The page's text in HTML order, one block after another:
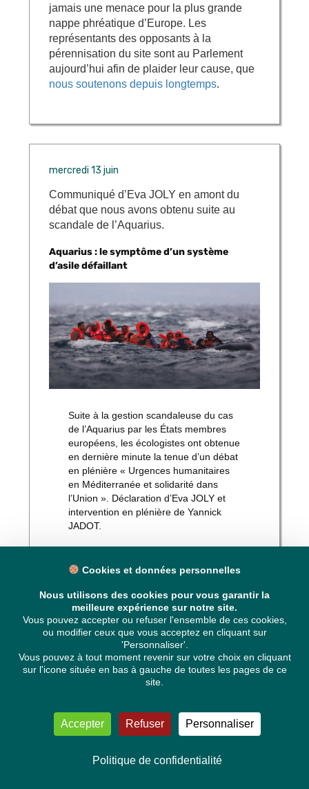
jamais une menace pour la plus grande
nappe phréatique d’Europe. Les
représentants des opposants à la
pérennisation du site sont au Parlement
aujourd’hui afin de plaider leur cause, que
nous soutenons depuis longtemps.
mercredi 13 juin
Communiqué d’Eva JOLY en amont du
débat que nous avons obtenu suite au
scandale de l’Aquarius.
Aquarius : le symptôme d’un système
d’asile défaillant
Suite à la gestion scandaleuse du cas
de l’Aquarius par les États membres
européens, les écologistes ont obtenue
en dernière minute la tenue d’un débat
en plénière « Urgences humanitaires
en Méditerranée et solidarité dans
l’Union ». Déclaration d’Eva JOLY et
intervention en plénière de Yannick
JADOT.
mercredi 13 juin
Intervention de Yannick JADOT lors du
débat en plénière « Urgences humanitaires
en Méditerranée et solidarité dans l’Union
»
Cookies et données personnelles
Nous utilisons des cookies pour vous garantir la
meilleure expérience sur notre site.
Vous pouvez accepter ou refuser l'ensemble de ces cookies,
ou modifier ceux que vous acceptez en cliquant sur
'Personnaliser'.
Vous pouvez à tout moment revenir sur votre choix en cliquant
sur l'icone située en bas à gauche de toutes les pages de ce
site.
Accepter Refuser Personnaliser
Politique de confidentialité